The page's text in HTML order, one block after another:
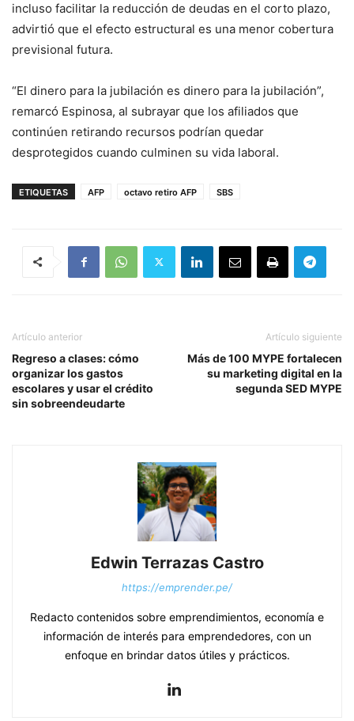
incluso facilitar la reducción de deudas en el corto plazo,
advirtió que el efecto estructural es una menor cobertura
previsional futura.
“El dinero para la jubilación es dinero para la jubilación”,
remarcó Espinosa, al subrayar que los afiliados que
continúen retirando recursos podrían quedar
desprotegidos cuando culminen su vida laboral.
ETIQUETAS AFP octavo retiro AFP SBS
Artículo anterior
Regreso a clases: cómo
organizar los gastos
escolares y usar el crédito
sin sobreendeudarte
Artículo siguiente
Más de 100 MYPE fortalecen
su marketing digital en la
segunda SED MYPE
Edwin Terrazas Castro
https://emprender.pe/
Redacto contenidos sobre emprendimientos, economía e
información de interés para emprendedores, con un
enfoque en brindar datos útiles y prácticos.